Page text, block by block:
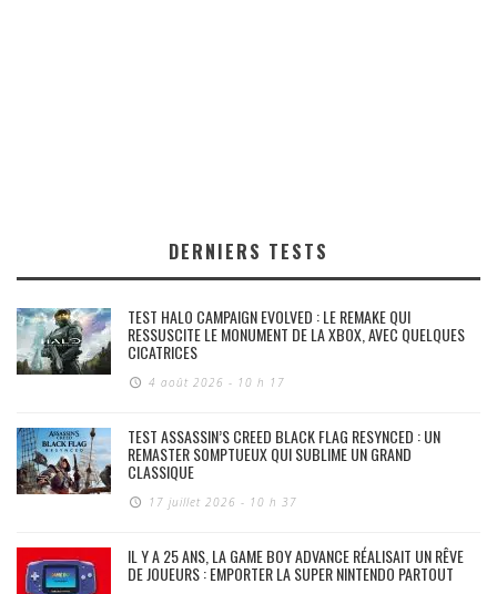
DERNIERS TESTS
TEST HALO CAMPAIGN EVOLVED : LE REMAKE QUI
RESSUSCITE LE MONUMENT DE LA XBOX, AVEC QUELQUES
CICATRICES
4 août 2026 - 10 h 17
TEST ASSASSIN’S CREED BLACK FLAG RESYNCED : UN
REMASTER SOMPTUEUX QUI SUBLIME UN GRAND
CLASSIQUE
17 juillet 2026 - 10 h 37
IL Y A 25 ANS, LA GAME BOY ADVANCE RÉALISAIT UN RÊVE
DE JOUEURS : EMPORTER LA SUPER NINTENDO PARTOUT